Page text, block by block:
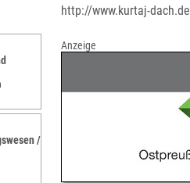
http://www.kurtaj-dach.de
Anzeige
/